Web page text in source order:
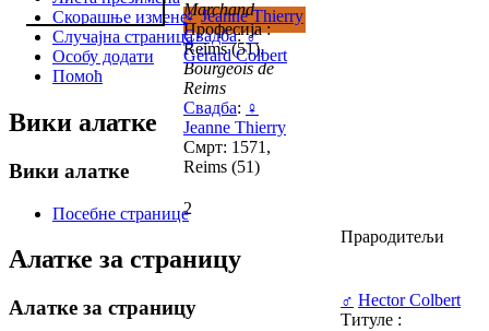
Marchand
Професија :
Reims (51),
Bourgeois de
Reims
Свадба: ♀
Jeanne Thierry
Смрт: 1571,
Reims (51)
♀ Jeanne Thierry
Свадба:♂
Gérard Colbert
2
Прародитељи
♂ Hector Colbert
Титуле :
Скорашње измене
Случајна страница
Особу додати
Помоћ
Вики алатке
Вики алатке
Посебне странице
Алатке за страницу
Алатке за страницу